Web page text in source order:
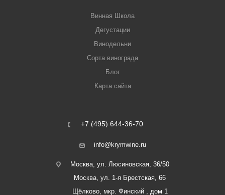
Винная Школа
Дегустации
Винодельни
Сорта винограда
Блог
Карта сайта
+7 (495) 644-36-70
info@krymwine.ru
Москва, ул. Люсиновская, 36/50
Москва, ул. 1-я Брестская, 66
Щёлково, мкр. Финский , дом 1